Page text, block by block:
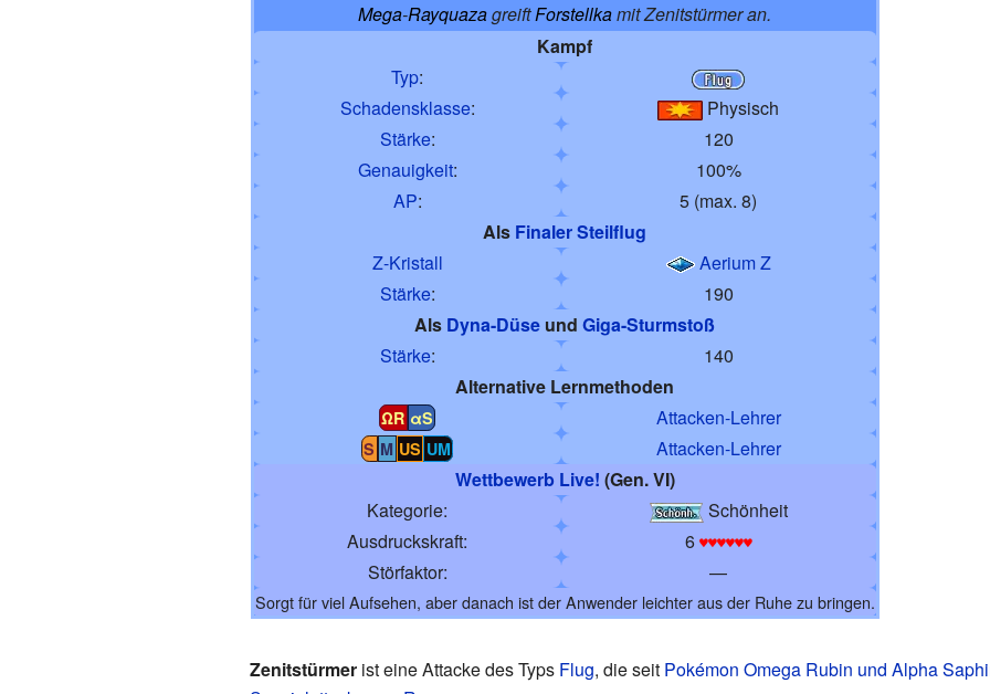
Mega-RayquazagreiftForstellkamit Zenitstürmer an.
Kampf
Typ:
Schadensklasse:
Physisch
Stärke:
120
Genauigkeit:
100%
AP:
5 (max. 8)
Als Finaler Steilflug
Z-Kristall
Aerium Z
Stärke:
190
Als Dyna-Düse undGiga-Sturmstoß
Stärke:
140
Alternative Lernmethoden
ΩR αS Attacken-Lehrer
S M US UM
Attacken-Lehrer
Wettbewerb Live! (Gen. VI)
Kategorie:
Schönheit
Ausdruckskraft:
6 ♥♥♥♥♥♥
Störfaktor: —
Sorgt für viel Aufsehen, aber danach ist der Anwender leichter aus der Ruhe zu bringen.
Zenitstürmerist eine Attacke des Typs Flug, die seit Pokémon Omega Rubin und Alpha